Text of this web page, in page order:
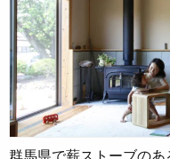
群馬県で薪ストーブのあ